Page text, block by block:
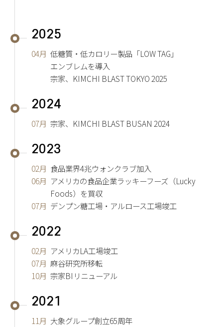
2025
04月 低糖質・低カロリー製品「LOW TAG」
エンブレムを導入
宗家、KIMCHI BLAST TOKYO 2025
2024
07月 宗家、KIMCHI BLAST BUSAN 2024
2023
02月 食品業界4兆ウォンクラブ加入
06月 アメリカの食品企業ラッキーフーズ（Lucky
Foods）を買収
07月 デンプン糖工場・アルロース工場竣工
2022
02月 アメリカLA工場竣工
07月 麻谷研究所移転
10月 宗家BIリニューアル
2021
11月 大象グループ創立65周年